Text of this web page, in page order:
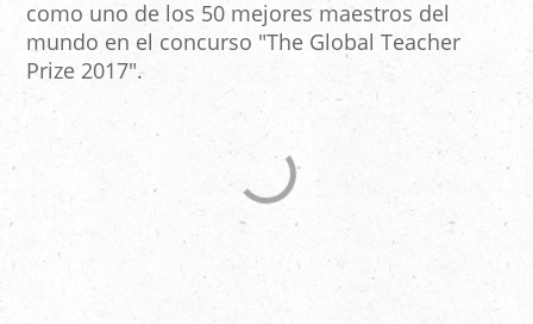
como uno de los 50 mejores maestros del
mundo en el concurso "The Global Teacher
Prize 2017".